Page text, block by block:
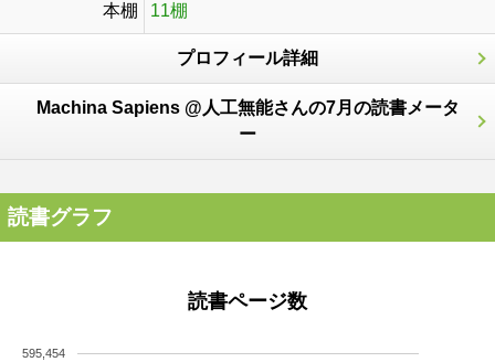
本棚 11棚
プロフィール詳細
Machina Sapiens @人工無能さんの7月の読書メータ
ー
読書グラフ
読書ページ数
595,454